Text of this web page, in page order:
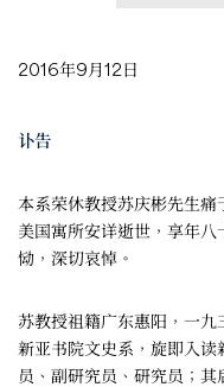
2016年9月12日
讣告
本系荣休教授苏庆彬先生
美国寓所安详逝世，享年
恸，深切哀悼。
苏教授祖籍广东惠阳，一
新亚书院文史系，旋即入
员、副研究员、研究员；